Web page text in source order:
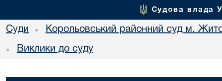
Судова влада
Суди • Корольовський районний суд м.
• Виклики до суду